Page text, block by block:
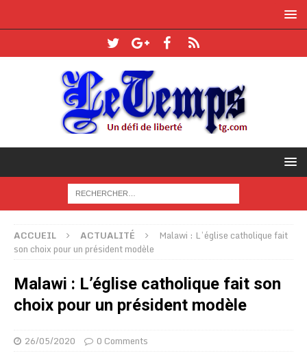
ACCUEIL ACTUALITÉ
Malawi : L’église catholique fait
son choix pour un président modèle
Malawi : L’église catholique fait son
choix pour un président modèle
26/05/2020 0 Comments